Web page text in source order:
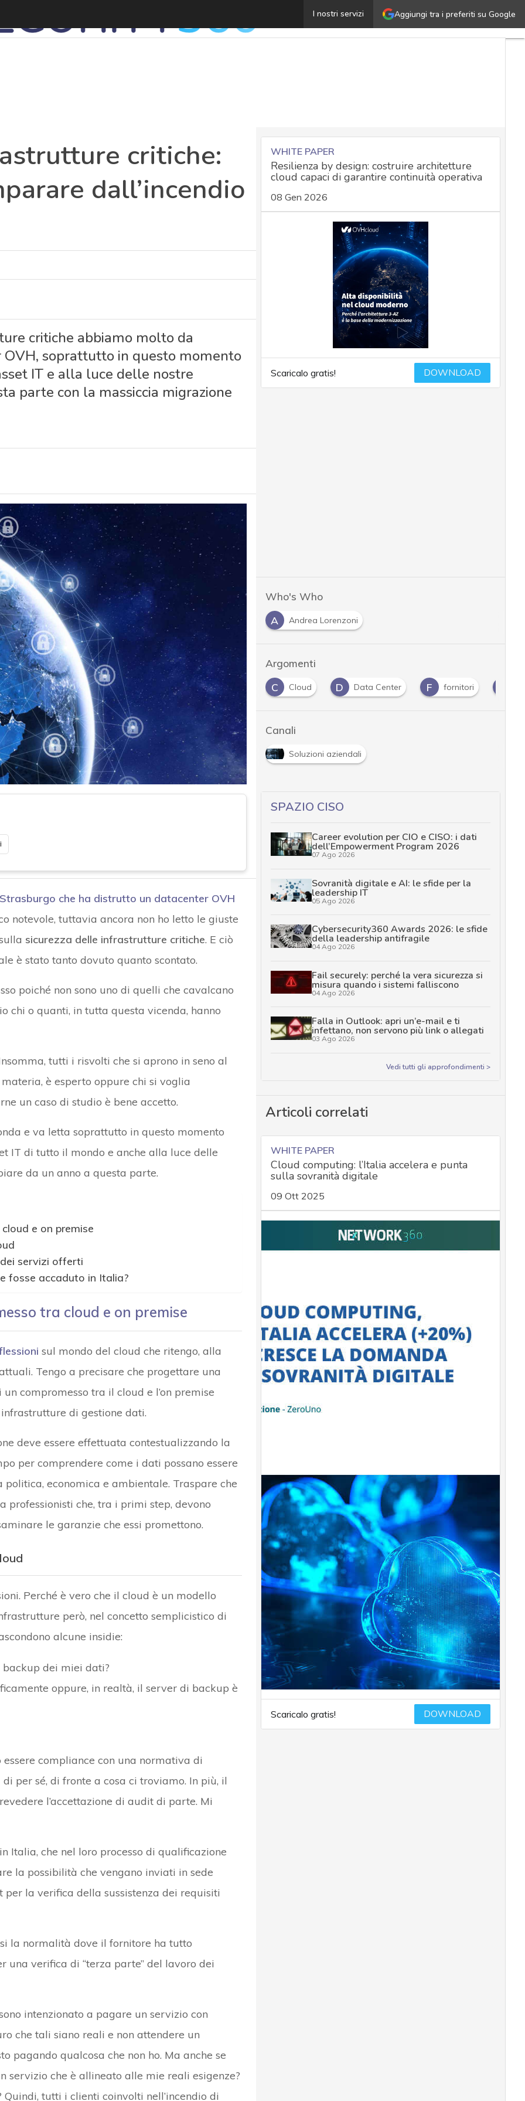
Aggiungi tra i preferiti su Google
I nostri servizi
Sicurezza delle infrastrutture critiche: cosa abbiamo da
critiche:
dall’incendio
critiche abbiamo molto da
soprattutto in questo momento
IT e alla luce delle nostre
parte con la massiccia migrazione
che ha distrutto un datacenter OVH
notevole, tuttavia ancora non ho letto le giuste
sicurezza delle infrastrutture critiche. E ciò
è stato tanto dovuto quanto scontato.
poiché non sono uno di quelli che cavalcano
chi o quanti, in tutta questa vicenda, hanno
tutti i risvolti che si aprono in seno al
è esperto oppure chi si voglia
un caso di studio è bene accetto.
e va letta soprattutto in questo momento
IT di tutto il mondo e anche alla luce delle
da un anno a questa parte.
e on premise
servizi offerti
fosse accaduto in Italia?
tra cloud e on premise
sul mondo del cloud che ritengo, alla
Tengo a precisare che progettare una
compromesso tra il cloud e l’on premise
di gestione dati.
deve essere effettuata contestualizzando la
per comprendere come i dati possano essere
economica e ambientale. Traspare che
professionisti che, tra i primi step, devono
le garanzie che essi promettono.
Perché è vero che il cloud è un modello
però, nel concetto semplicistico di
alcune insidie:
backup dei miei dati?
oppure, in realtà, il server di backup è
compliance con una normativa di
per sé, di fronte a cosa ci troviamo. In più, il
l’accettazione di audit di parte. Mi
Italia, che nel loro processo di qualificazione
la possibilità che vengano inviati in sede
la verifica della sussistenza dei requisiti
la normalità dove il fornitore ha tutto
una verifica di “terza parte” del lavoro dei
intenzionato a pagare un servizio con
che tali siano reali e non attendere un
pagando qualcosa che non ho. Ma anche se
servizio che è allineato alle mie reali esigenze?
tutti i clienti coinvolti nell’incendio di
WHITE PAPER
Resilienza by design: costruire architetture
cloud capaci di garantire continuità operativa
08 Gen 2026
Scaricalo gratis! DOWNLOAD
Who's Who
A
Andrea Lorenzoni
Argomenti
B
Backup C Cloud D Data Center F fornitori
Canali
Soluzioni aziendali
SPAZIO CISO
Career evolution per CIO e CISO: i dati
dell’Empowerment Program 2026
07 Ago 2026
Sovranità digitale e AI: le sfide per la
leadership IT
05 Ago 2026
Cybersecurity360 Awards 2026: le sfide
della leadership antifragile
04 Ago 2026
Fail securely: perché la vera sicurezza si
misura quando i sistemi falliscono
04 Ago 2026
Falla in Outlook: apri un’e-mail e ti
infettano, non servono più link o allegati
03 Ago 2026
Vedi tutti gli approfondimenti >
Articoli correlati
WHITE PAPER
Cloud computing: l’Italia accelera e punta
sulla sovranità digitale
09 Ott 2025
Scaricalo gratis! DOWNLOAD